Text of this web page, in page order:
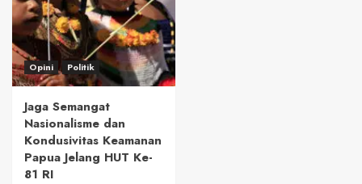
Opini Politik
Jaga Semangat
Nasionalisme dan
Kondusivitas Keamanan
Papua Jelang HUT Ke-
81 RI